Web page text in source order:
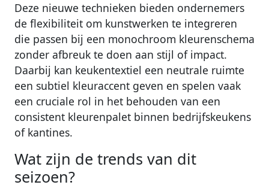
Deze nieuwe technieken bieden ondernemers
de flexibiliteit om kunstwerken te integreren
die passen bij een monochroom kleurenschema
zonder afbreuk te doen aan stijl of impact.
Daarbij kan keukentextiel een neutrale ruimte
een subtiel kleuraccent geven en spelen vaak
een cruciale rol in het behouden van een
consistent kleurenpalet binnen bedrijfskeukens
of kantines.
Wat zijn de trends van dit
seizoen?